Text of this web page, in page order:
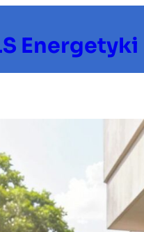
Energetyki